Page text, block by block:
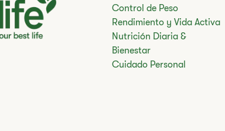
Control de Peso
Rendimiento y Vida Activa
Nutrición Diaria &
Bienestar
Cuidado Personal